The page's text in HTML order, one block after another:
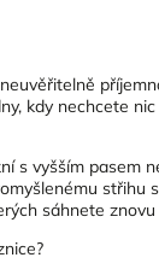
kdy nechcete
s vyšším pasem
střihu
sáhnete znovu